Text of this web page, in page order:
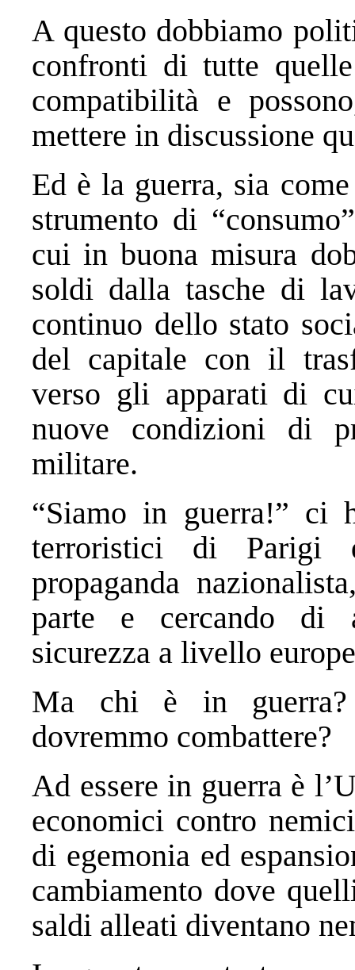
A questo dobbiamo
confronti di tutte
compatibilità e
mettere in discussione
Ed è la guerra, sia
strumento di
cui in buona misura
soldi dalla tasche di
continuo dello stato
del capitale con il
verso gli apparati di
nuove condizioni di
militare.
“Siamo in guerra!” ci
terroristici di Parigi
propaganda
parte e cercando di
sicurezza a livello
Ma chi è in guerra?
dovremmo combattere?
Ad essere in guerra è
economici contro
di egemonia ed
cambiamento dove
saldi alleati diventano